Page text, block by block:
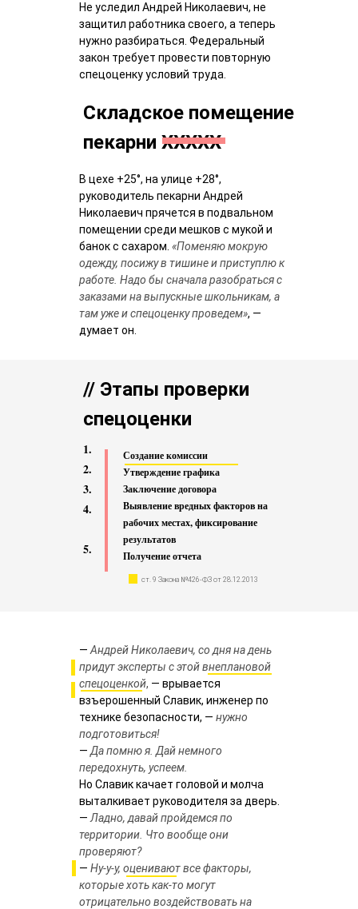
Не уследил Андрей Николаевич, не
защитил работника своего, а теперь
нужно разбираться. Федеральный
закон требует провести повторную
спецоценку условий труда.
В цехе +25°, на улице +28°,
руководитель пекарни Андрей
Николаевич прячется в подвальном
помещении среди мешков с мукой и
банок с сахаром. «Поменяю мокрую
одежду, посижу в тишине и приступлю к
работе. Надо бы сначала разобраться с
заказами на выпускные школьникам, а
там уже и спецоценку проведем», —
думает он.
Складское помещение
пекарни ХХХХХ
// Этапы проверки
спецоценки
Создание комиссии
Утверждение графика
Заключение договора
Выявление вредных факторов на
рабочих местах, фиксирование
результатов
Получение отчета
1.
2.
3.
4.
5.
ст. 9 Закона №426-ФЗ от 28.12.2013
— Андрей Николаевич, со дня на день
придут эксперты с этой внеплановой
спецоценкой, — врывается
взъерошенный Славик, инженер по
технике безопасности, — нужно
подготовиться!
— Да помню я. Дай немного
передохнуть, успеем.
Но Славик качает головой и молча
выталкивает руководителя за дверь.
— Ладно, давай пройдемся по
территории. Что вообще они
проверяют?
— Ну-у-у, оценивают все факторы,
которые хоть как-то могут
отрицательно воздействовать на